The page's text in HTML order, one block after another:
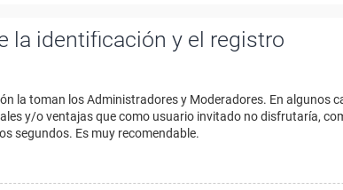
la identificación y el registro
la toman los Administradores y Moderadores. En
y/o ventajas que como usuario invitado no disfrutaría,
segundos. Es muy recomendable.